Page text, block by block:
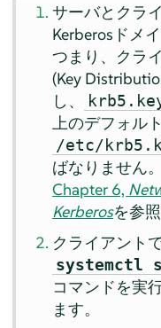
サーバとクラ
Kerberosドメ
つまり、クラ
(Key
し、
上のデフォル
/etc/
ばなりません
Chapter 6,
Kerberosを参
クライアント
systemctl
コマンドを実
ます。